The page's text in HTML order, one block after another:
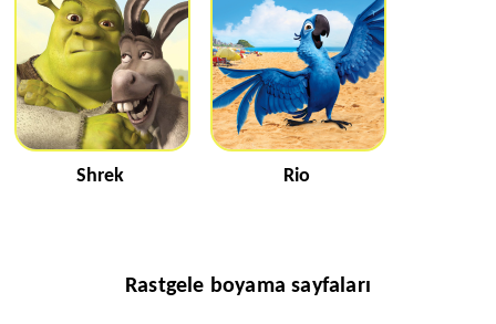
Shrek Rio
Rastgele boyama sayfaları